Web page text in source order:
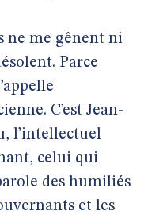
ne me gênent ni
Parce
C’est Jean-
l’intellectuel
celui qui
des humiliés
et les